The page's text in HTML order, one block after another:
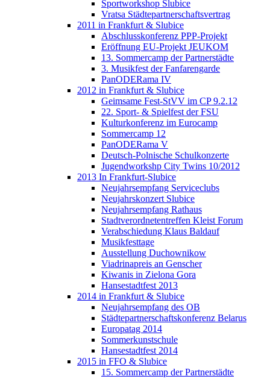
Sportworkshop Slubice
Vratsa Städtepartnerschaftsvertrag
2011 in Frankfurt & Slubice
Abschlusskonferenz PPP-Projekt
Eröffnung EU-Projekt JEUKOM
13. Sommercamp der Partnerstädte
3. Musikfest der Fanfarengarde
PanODERama IV
2012 in Frankfurt & Slubice
Geimsame Fest-StVV im CP 9.2.12
22. Sport- & Spielfest der FSU
Kulturkonferenz im Eurocamp
Sommercamp 12
PanODERama V
Deutsch-Polnische Schulkonzerte
Jugendworkshp City Twins 10/2012
2013 In Frankfurt-Slubice
Neujahrsempfang Serviceclubs
Neujahrskonzert Slubice
Neujahrsempfang Rathaus
Stadtverordnetentreffen Kleist Forum
Verabschiedung Klaus Baldauf
Musikfesttage
Ausstellung Duchownikow
Viadrinapreis an Genscher
Kiwanis in Zielona Gora
Hansestadtfest 2013
2014 in Frankfurt & Slubice
Neujahrsempfang des OB
Städtepartnerschaftskonferenz Belarus
Europatag 2014
Sommerkunstschule
Hansestadtfest 2014
2015 in FFO & Slubice
15. Sommercamp der Partnerstädte